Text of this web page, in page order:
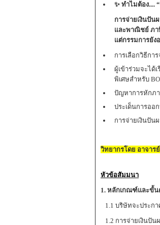
✨ ทำไมต้อง.... “
การจ่ายเงินปัน
และพาณิชย์ ภา
แต่กรรมการยัง
การเลือกวิธีกา
ผู้เข้าร่วมจะได้
พิเศษสำหรับ
ปัญหาการหักภ
ประเด็นการออ
การจ่ายเงินปัน
วิทยากรโดย อาจา
หัวข้อสัมมนา
1. หลักเกณฑ์และขั้
1.1 บริษัทจะประกา
1.2 การจ่ายเงินปั